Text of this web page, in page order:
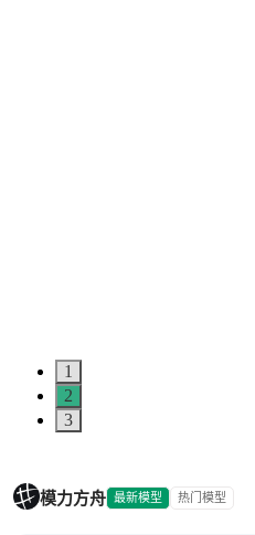
1
2
3
模力方舟 最新模型 热门模型